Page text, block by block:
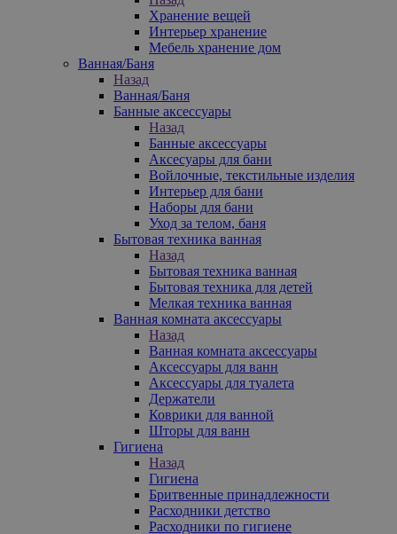
Хранение вещей
Интерьер хранение
Мебель хранение дом
Ванная/Баня
Назад
Ванная/Баня
Банные аксессуары
Назад
Банные аксессуары
Аксесуары для бани
Войлочные, текстильные изделия
Интерьер для бани
Наборы для бани
Уход за телом, баня
Бытовая техника ванная
Назад
Бытовая техника ванная
Бытовая техника для детей
Мелкая техника ванная
Ванная комната аксессуары
Назад
Ванная комната аксессуары
Аксессуары для ванн
Аксессуары для туалета
Держатели
Коврики для ванной
Шторы для ванн
Гигиена
Назад
Гигиена
Бритвенные принадлежности
Расходники детство
Расходники по гигиене